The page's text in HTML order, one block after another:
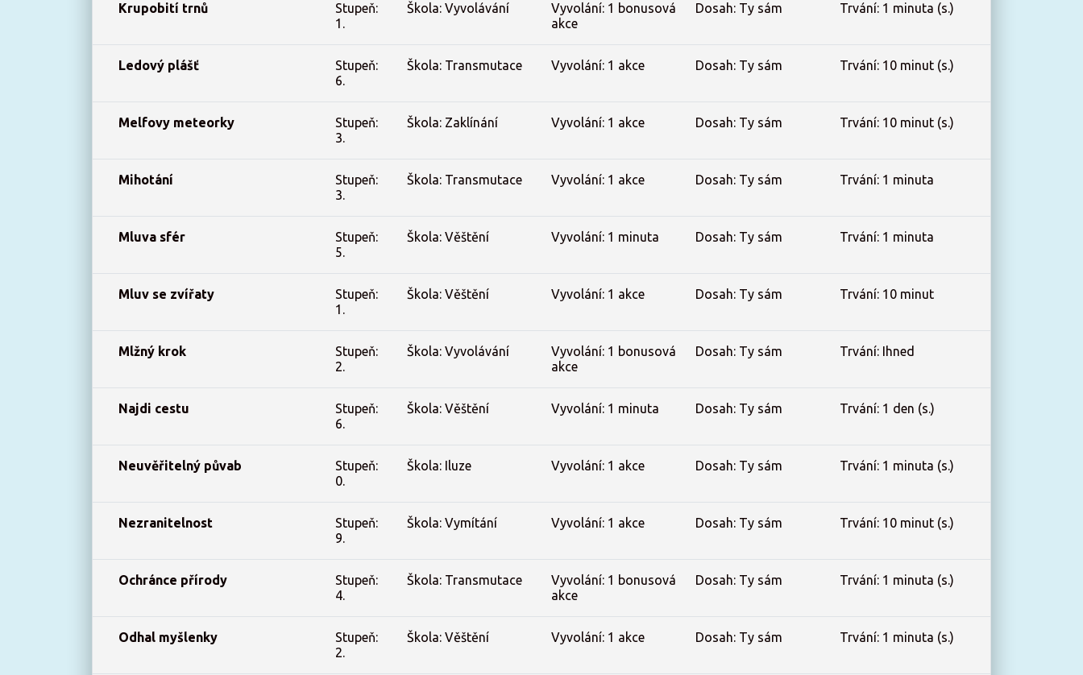
Krupobití trnů
Stupeň:
1.
Škola: Vyvolávání
Vyvolání: 1 bonusová
akce
Dosah: Ty sám Trvání: 1 minuta (s.)
Ledový plášť
Stupeň:
6.
Škola: Transmutace Vyvolání: 1 akce Dosah: Ty sám Trvání: 10 minut (s.)
Melfovy meteorky
Stupeň:
3.
Škola: Zaklínání Vyvolání: 1 akce Dosah: Ty sám Trvání: 10 minut (s.)
Mihotání
Stupeň:
3.
Škola: Transmutace Vyvolání: 1 akce Dosah: Ty sám Trvání: 1 minuta
Mluva sfér
Stupeň:
5.
Škola: Věštění Vyvolání: 1 minuta Dosah: Ty sám Trvání: 1 minuta
Mluv se zvířaty
Stupeň:
1.
Škola: Věštění Vyvolání: 1 akce Dosah: Ty sám Trvání: 10 minut
Mlžný krok
Stupeň:
2.
Škola: Vyvolávání
Vyvolání: 1 bonusová
akce
Dosah: Ty sám Trvání: Ihned
Najdi cestu
Stupeň:
6.
Škola: Věštění Vyvolání: 1 minuta Dosah: Ty sám Trvání: 1 den (s.)
Neuvěřitelný půvab
Stupeň:
0.
Škola: Iluze Vyvolání: 1 akce Dosah: Ty sám Trvání: 1 minuta (s.)
Nezranitelnost
Stupeň:
9.
Škola: Vymítání Vyvolání: 1 akce Dosah: Ty sám Trvání: 10 minut (s.)
Ochránce přírody
Stupeň:
4.
Škola: Transmutace
Vyvolání: 1 bonusová
akce
Dosah: Ty sám Trvání: 1 minuta (s.)
Odhal myšlenky
Stupeň:
2.
Škola: Věštění Vyvolání: 1 akce Dosah: Ty sám Trvání: 1 minuta (s.)